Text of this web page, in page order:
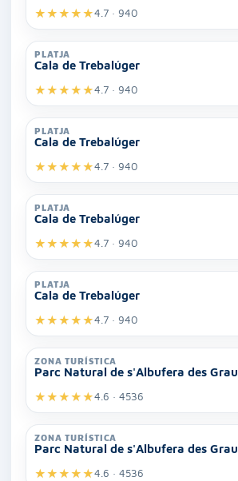
★★★★★4.7 · 940
PLATJA
Cala de Trebalúger
★★★★★4.7 · 940
PLATJA
Cala de Trebalúger
★★★★★4.7 · 940
PLATJA
Cala de Trebalúger
★★★★★4.7 · 940
PLATJA
Cala de Trebalúger
★★★★★4.7 · 940
ZONA TURÍSTICA
Parc Natural de s'Albufera des Grau
★★★★★4.6 · 4536
ZONA TURÍSTICA
Parc Natural de s'Albufera des Grau
★★★★★4.6 · 4536